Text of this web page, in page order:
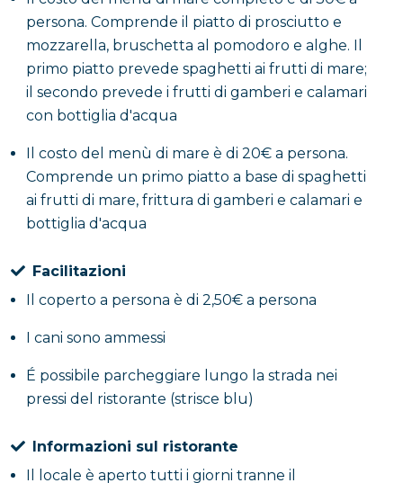
appartenente a Lucius Crassius Tertius, sono stati
riportati alla luce ingenti quantità di gioielli e
monete, oltre che i resti di 54 vittime che si erano
rifugiate all’interno della struttura durante
l’eruzione.
Il sito è aperto tutti i giorni tranne il martedì dalle
9:00 alle 19:00 con ultimo ingresso alle ore 17:30.
persona. Comprende il piatto di prosciutto e
mozzarella, bruschetta al pomodoro e alghe. Il
primo piatto prevede spaghetti ai frutti di mare;
il secondo prevede i frutti di gamberi e calamari
con bottiglia d'acqua
Il costo del menù di mare è di 20€ a persona.
Comprende un primo piatto a base di spaghetti
ai frutti di mare, frittura di gamberi e calamari e
bottiglia d'acqua
Facilitazioni
Il coperto a persona è di 2,50€ a persona
I cani sono ammessi
É possibile parcheggiare lungo la strada nei
pressi del ristorante (strisce blu)
Informazioni sul ristorante
Il locale è aperto tutti i giorni tranne il